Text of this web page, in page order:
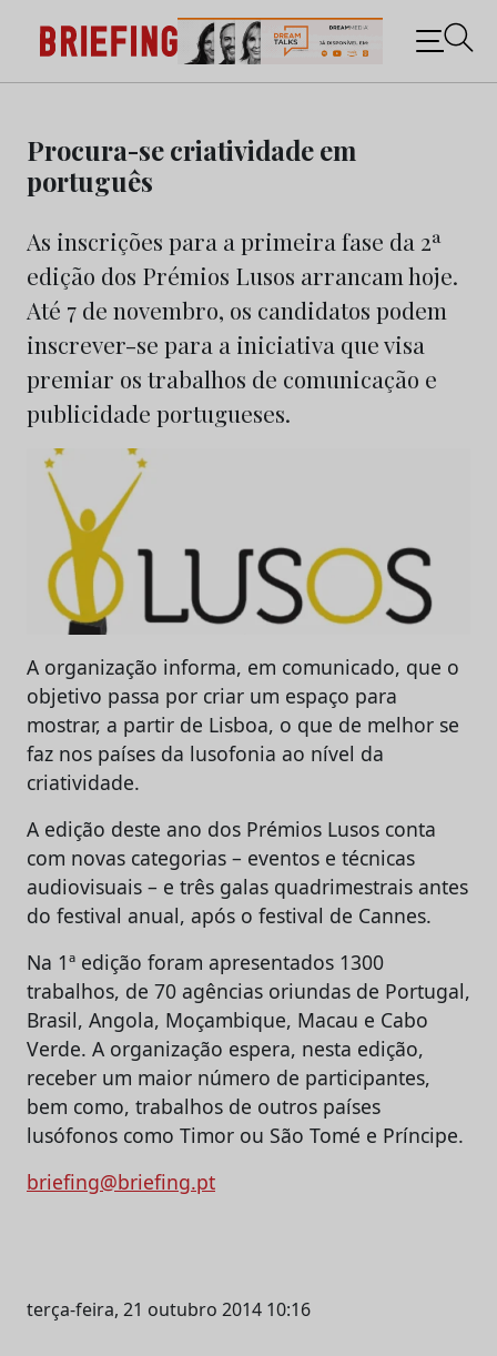
content
Briefing: Todas as notícias sobre os negócios do
Marketing e da Publicidade
Procura-se criatividade em
português
As inscrições para a primeira fase da 2ª
edição dos Prémios Lusos arrancam hoje.
Até 7 de novembro, os candidatos podem
inscrever-se para a iniciativa que visa
premiar os trabalhos de comunicação e
publicidade portugueses.
A organização informa, em comunicado, que o
objetivo passa por criar um espaço para
mostrar, a partir de Lisboa, o que de melhor se
faz nos países da lusofonia ao nível da
criatividade.
A edição deste ano dos Prémios Lusos conta
com novas categorias – eventos e técnicas
audiovisuais – e três galas quadrimestrais antes
do festival anual, após o festival de Cannes.
Na 1ª edição foram apresentados 1300
trabalhos, de 70 agências oriundas de Portugal,
Brasil, Angola, Moçambique, Macau e Cabo
Verde. A organização espera, nesta edição,
receber um maior número de participantes,
bem como, trabalhos de outros países
lusófonos como Timor ou São Tomé e Príncipe.
briefing@briefing.pt
terça-feira, 21 outubro 2014 10:16